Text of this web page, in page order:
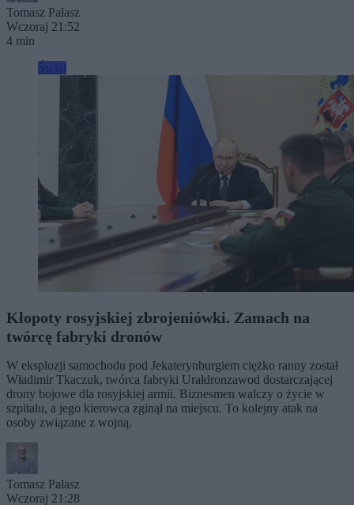
Tomasz Pałasz
Wczoraj 21:52
4 min
Kłopoty rosyjskiej zbrojeniówki. Zamach na
twórcę fabryki dronów
W eksplozji samochodu pod Jekaterynburgiem ciężko ranny został
Władimir Tkaczuk, twórca fabryki Urałdronzawod dostarczającej
drony bojowe dla rosyjskiej armii. Biznesmen walczy o życie w
szpitalu, a jego kierowca zginął na miejscu. To kolejny atak na
osoby związane z wojną.
Tomasz Pałasz
Wczoraj 21:28